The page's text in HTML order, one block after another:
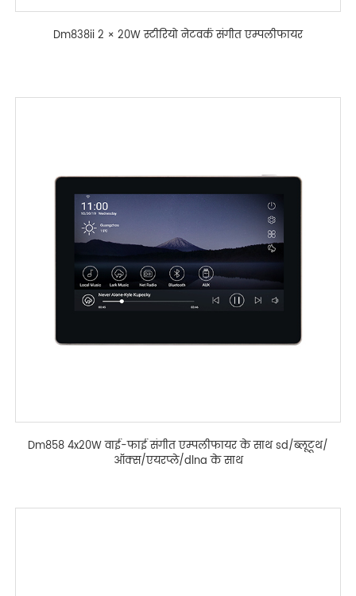
Dm838ii 2 × 20W स्टीरियो नेटवर्क संगीत एम्पलीफायर
Dm858 4x20W वाई-फाई संगीत एम्पलीफायर के साथ sd/ब्लूटूथ/
ऑक्स/एयरप्ले/dlna के साथ